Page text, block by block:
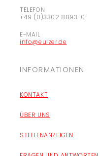
TELEFON
+49 (0)3302 8893-0
E-MAIL
info@eulzer.de
INFORMATIONEN
KONTAKT
ÜBER UNS
STELLENANZEIGEN